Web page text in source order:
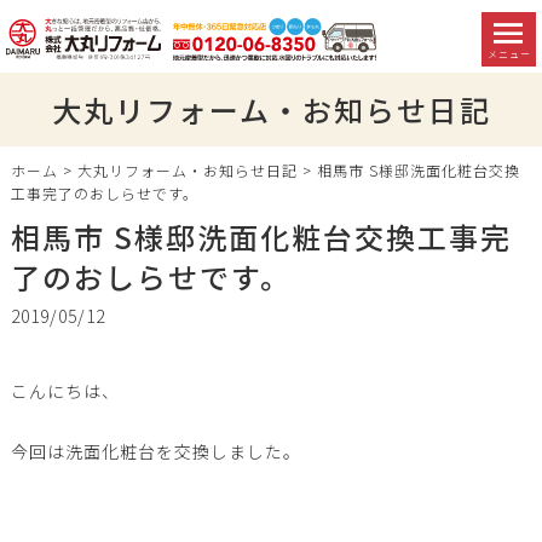
メニュー
大丸リフォーム・お知らせ日記
ホーム > 大丸リフォーム・お知らせ日記 > 相馬市 S様邸洗面化粧台交換
工事完了のおしらせです。
相馬市 S様邸洗面化粧台交換工事完
了のおしらせです。
2019/05/12
こんにちは、
今回は洗面化粧台を交換しました。